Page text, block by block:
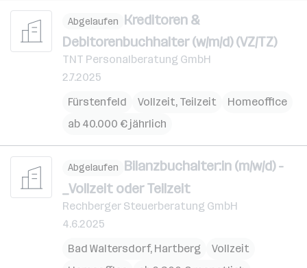
Abgelaufen Kreditoren &
Debitorenbuchhalter (w/m/d) (VZ/TZ)
TNT Personalberatung GmbH
2.7.2025
Fürstenfeld
Vollzeit, Teilzeit
Homeoffice
ab 40.000 € jährlich
Abgelaufen Bilanzbuchalter:in (m/w/d) -
_Vollzeit oder Teilzeit
Rechberger Steuerberatung GmbH
4.6.2025
Bad Waltersdorf, Hartberg
Vollzeit